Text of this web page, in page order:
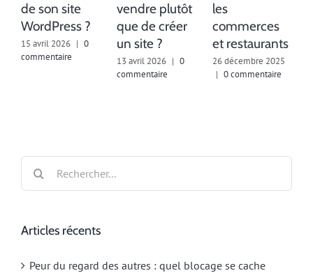
de son site
WordPress ?
15 avril 2026 | 0
commentaire
vendre plutôt
que de créer
un site ?
13 avril 2026 | 0
commentaire
les
commerces
et restaurants
26 décembre 2025
| 0 commentaire
Articles récents
Peur du regard des autres : quel blocage se cache